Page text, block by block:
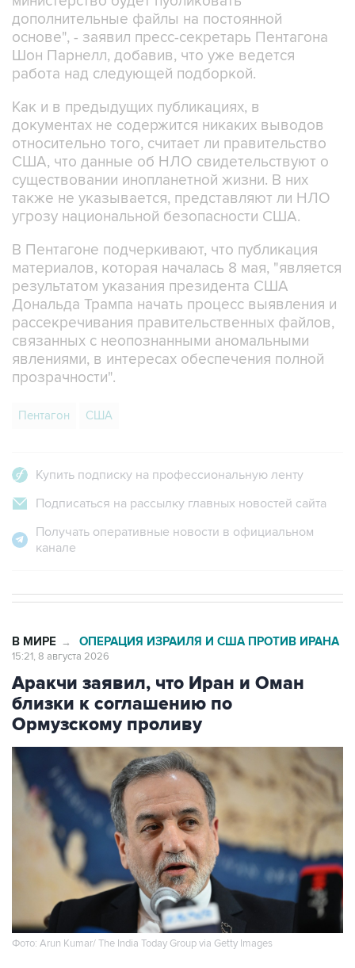
дополнительные файлы на постоянной
основе", - заявил пресс-секретарь Пентагона
Шон Парнелл, добавив, что уже ведется
работа над следующей подборкой.
Как и в предыдущих публикациях, в
документах не содержится никаких выводов
относительно того, считает ли правительство
США, что данные об НЛО свидетельствуют о
существовании инопланетной жизни. В них
также не указывается, представляют ли НЛО
угрозу национальной безопасности США.
В Пентагоне подчеркивают, что публикация
материалов, которая началась 8 мая, "является
результатом указания президента США
Дональда Трампа начать процесс выявления и
рассекречивания правительственных файлов,
связанных с неопознанными аномальными
явлениями, в интересах обеспечения полной
прозрачности".
Пентагон США
Купить подписку на профессиональную ленту
Подписаться на рассылку главных новостей сайта
Получать оперативные новости в официальном
канале
В МИРЕ → ОПЕРАЦИЯ ИЗРАИЛЯ И США ПРОТИВ ИРАНА
15:21, 8 августа 2026
Аракчи заявил, что Иран и Оман
близки к соглашению по
Ормузскому проливу
Фото: Arun Kumar/ The India Today Group via Getty Images